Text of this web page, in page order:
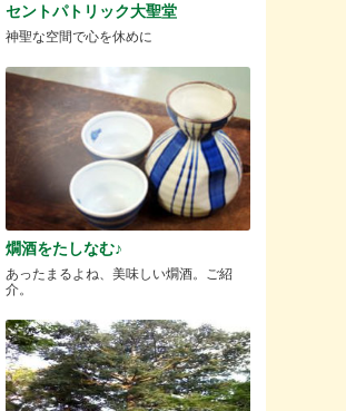
セントパトリック大聖堂
神聖な空間で心を休めに
燗酒をたしなむ♪
あったまるよね、美味しい燗酒。ご紹
介。